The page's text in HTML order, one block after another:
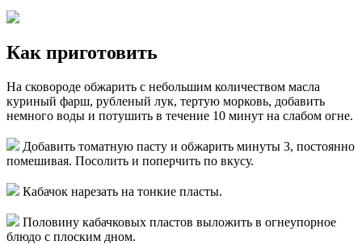
Как приготовить
На сковороде обжарить с небольшим количеством масла
куриный фарш, рубленый лук, тертую морковь, добавить
немного воды и потушить в течение 10 минут на слабом огне.
Добавить томатную пасту и обжарить минуты 3, постоянно
помешивая. Посолить и поперчить по вкусу.
Кабачок нарезать на тонкие пласты.
Половину кабачковых пластов выложить в огнеупорное
блюдо с плоским дном.